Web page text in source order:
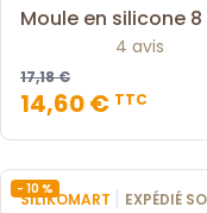
Moule en silicone
4 avis
17,18 €
14,60 € TTC
- 10 %
SILIKOMART | EXPÉDIÉ